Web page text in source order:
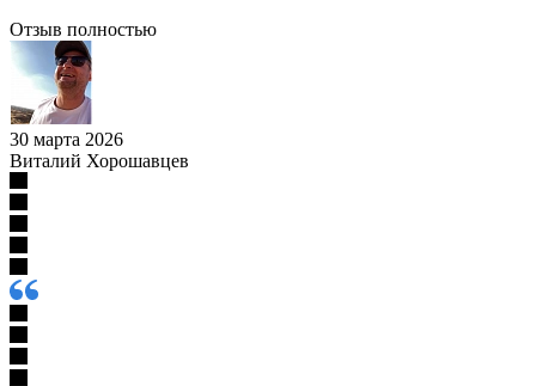
Отзыв полностью
30 марта 2026
Виталий Хорошавцев